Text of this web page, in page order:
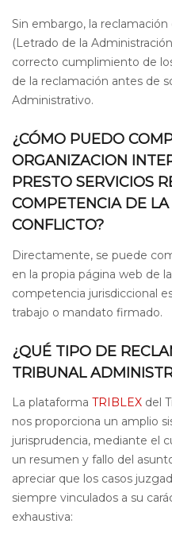
Sin embargo, la
(Letrado de la
correcto cumplimiento de
de la reclamación antes de
Administrativo.
¿CÓMO PUEDO
ORGANIZACION
PRESTO SERVICIOS
COMPETENCIA DE
CONFLICTO?
Directamente, se puede
en la propia página web de
competencia jurisdiccional
trabajo o mandato firmado.
¿QUÉ TIPO DE
TRIBUNAL
La plataforma TRIBLEX del
nos proporciona un amplio
jurisprudencia, mediante el
un resumen y fallo del
apreciar que los casos
siempre vinculados a su
exhaustiva: